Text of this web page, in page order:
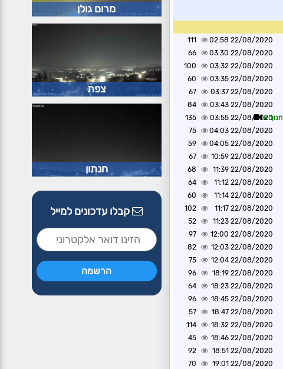
22/08/2020 02:58
111
22/08/2020 03:30
66
22/08/2020 03:32
100
22/08/2020 03:35
60
22/08/2020 03:37
67
22/08/2020 03:43
84
חנוך א22/08/2020 03:55
135
22/08/2020 04:03
75
22/08/2020 04:05
59
22/08/2020 10:59
67
22/08/2020 11:39
68
22/08/2020 11:12
64
22/08/2020 11:14
60
22/08/2020 11:17
102
22/08/2020 11:23
52
22/08/2020 12:00
97
22/08/2020 12:03
82
22/08/2020 12:04
75
22/08/2020 18:19
96
22/08/2020 18:23
64
22/08/2020 18:45
96
22/08/2020 18:47
57
22/08/2020 18:32
114
22/08/2020 18:46
45
22/08/2020 18:51
92
22/08/2020 19:01
70
מרום גולן
צפת
חנתון
קבלו עדכונים למייל